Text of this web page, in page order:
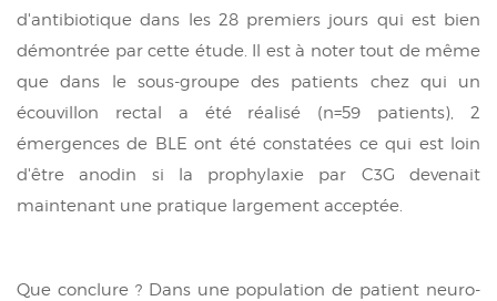
d'antibiotique dans les 28 premiers jours qui est bien
démontrée par cette étude. Il est à noter tout de même
que dans le sous-groupe des patients chez qui un
écouvillon rectal a été réalisé (n=59 patients), 2
émergences de BLE ont été constatées ce qui est loin
d'être anodin si la prophylaxie par C3G devenait
maintenant une pratique largement acceptée.
Que conclure ? Dans une population de patient neuro-